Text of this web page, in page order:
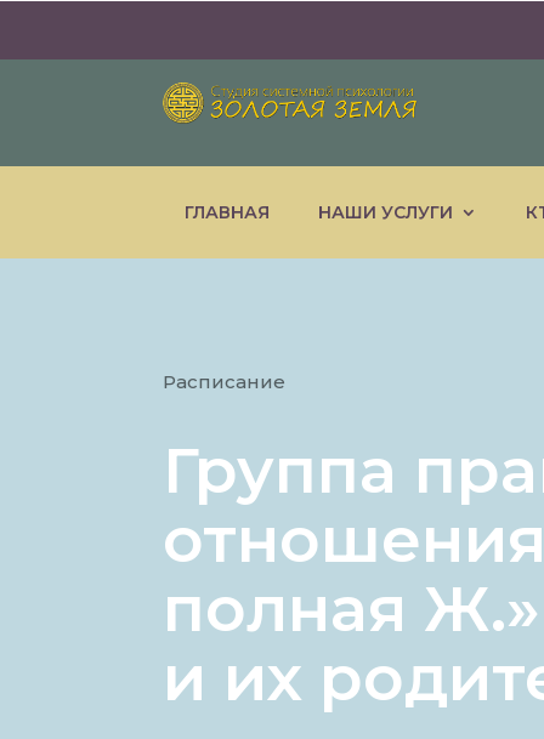
ГЛАВНАЯ НАШИ УСЛУГИ
Расписание
Группа
полная
и их